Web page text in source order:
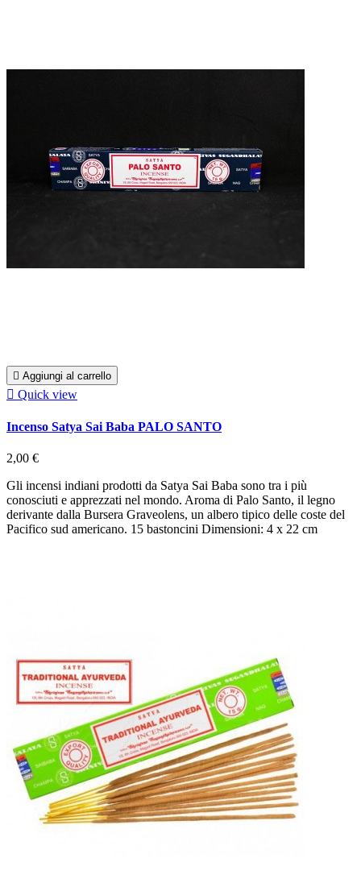
 Aggiungi al carrello
 Quick view
Incenso Satya Sai Baba PALO SANTO
2,00 €
Gli incensi indiani prodotti da Satya Sai Baba sono tra i più
conosciuti e apprezzati nel mondo. Aroma di Palo Santo, il legno
derivante dalla Bursera Graveolens, un albero tipico delle coste del
Pacifico sud americano. 15 bastoncini Dimensioni: 4 x 22 cm